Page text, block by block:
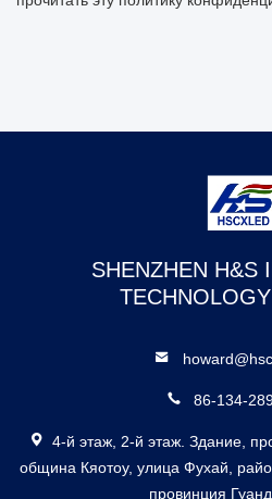
SHENZHEN H&S
86-134-
4-й этаж, 2-й этаж. Здание,
община Кяотоу, улица Фухай,
провинция